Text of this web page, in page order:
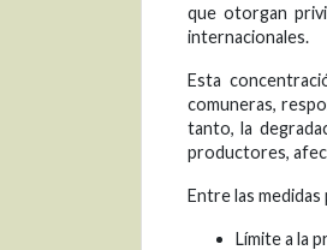
que otorgan
internacionales.
Esta
comuneras,
tanto, la
productores,
Entre las
Límite a la